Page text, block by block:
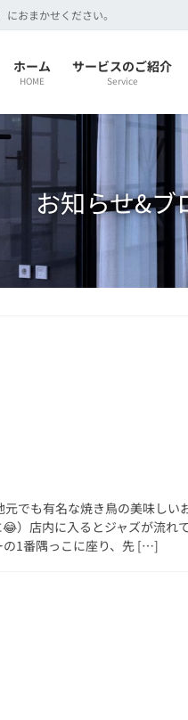
おまかせください。
ホーム
HOME
サービスのご紹介
Service
お知らせ&ブ
でも有名な焼き鳥の美味しい
）店内に入るとジャズが流れ
1番隅っこに座り、先 […]